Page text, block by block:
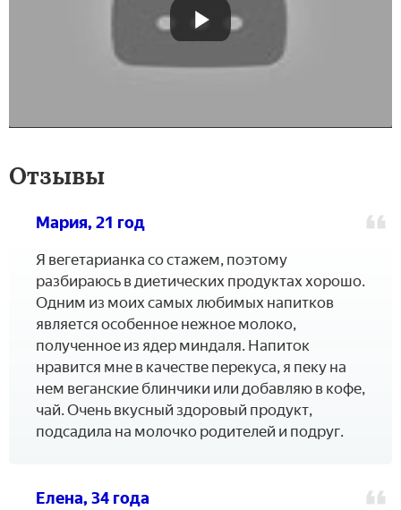
Отзывы
Мария, 21 год
Я вегетарианка со стажем, поэтому
разбираюсь в диетических продуктах хорошо.
Одним из моих самых любимых напитков
является особенное нежное молоко,
полученное из ядер миндаля. Напиток
нравится мне в качестве перекуса, я пеку на
нем веганские блинчики или добавляю в кофе,
чай. Очень вкусный здоровый продукт,
подсадила на молочко родителей и подруг.
Елена, 34 года